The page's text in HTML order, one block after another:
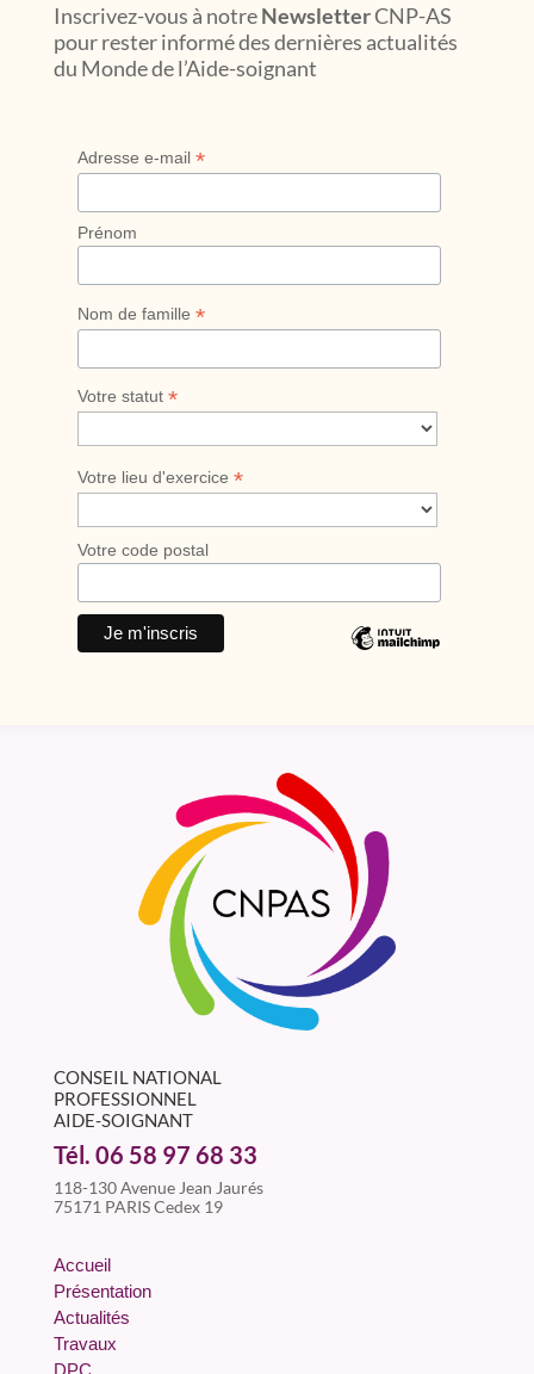
Inscrivez-vous à notreNewsletterCNP-AS
pour rester informé des dernières actualités
du Monde de l’Aide-soignant
Adresse e-mail *
Prénom
Nom de famille *
Votre statut *
Votre lieu d'exercice *
Votre code postal
CONSEIL NATIONAL
PROFESSIONNEL
AIDE-SOIGNANT
Tél. 06 58 97 68 33
118-130 Avenue Jean Jaurés
75171 PARIS Cedex 19
Accueil
Présentation
Actualités
Travaux